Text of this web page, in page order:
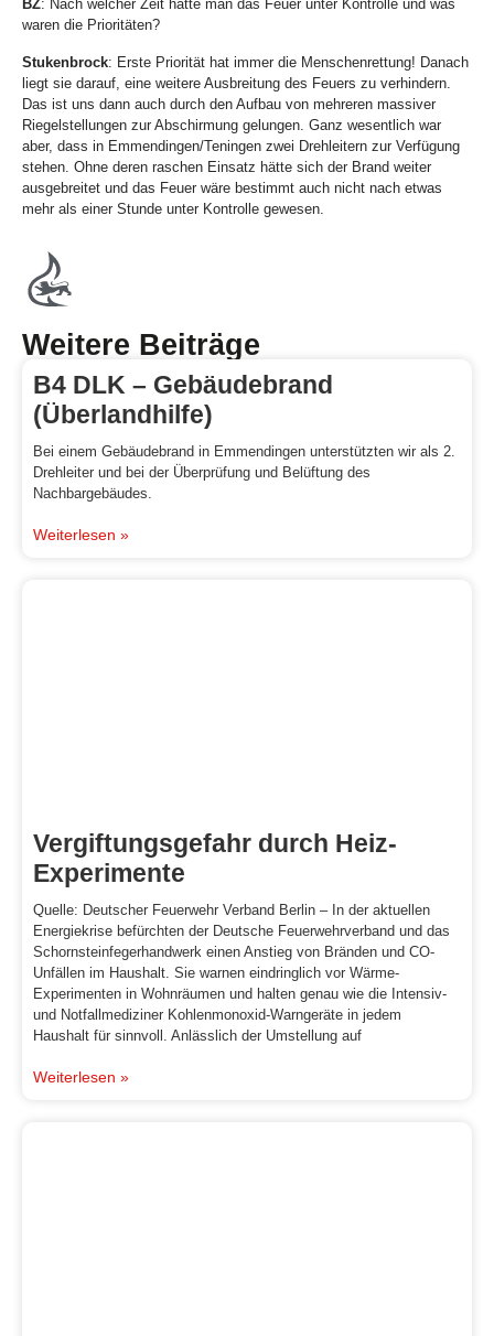
BZ: Nach welcher Zeit hatte man das Feuer unter Kontrolle und was
waren die Prioritäten?
Stukenbrock: Erste Priorität hat immer die Menschenrettung! Danach
liegt sie darauf, eine weitere Ausbreitung des Feuers zu verhindern.
Das ist uns dann auch durch den Aufbau von mehreren massiver
Riegelstellungen zur Abschirmung gelungen. Ganz wesentlich war
aber, dass in Emmendingen/Teningen zwei Drehleitern zur Verfügung
stehen. Ohne deren raschen Einsatz hätte sich der Brand weiter
ausgebreitet und das Feuer wäre bestimmt auch nicht nach etwas
mehr als einer Stunde unter Kontrolle gewesen.
Weitere Beiträge
B4 DLK – Gebäudebrand
(Überlandhilfe)
Bei einem Gebäudebrand in Emmendingen unterstützten wir als 2.
Drehleiter und bei der Überprüfung und Belüftung des
Nachbargebäudes.
Weiterlesen »
Vergiftungsgefahr durch Heiz-
Experimente
Quelle: Deutscher Feuerwehr Verband Berlin – In der aktuellen
Energiekrise befürchten der Deutsche Feuerwehrverband und das
Schornsteinfegerhandwerk einen Anstieg von Bränden und CO-
Unfällen im Haushalt. Sie warnen eindringlich vor Wärme-
Experimenten in Wohnräumen und halten genau wie die Intensiv-
und Notfallmediziner Kohlenmonoxid-Warngeräte in jedem
Haushalt für sinnvoll. Anlässlich der Umstellung auf
Weiterlesen »